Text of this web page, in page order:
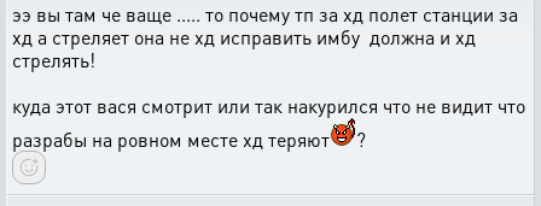
ээ вы там че ваще ..... то почему тп за хд полет станции за
хд а стреляет она не хд исправить имбу должна и хд
стрелять!
куда этот вася смотрит или так накурился что не видит что
разрабы на ровном месте хд теряют
?